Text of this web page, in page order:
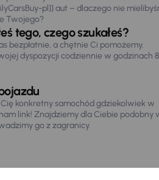
pl]] aut – dlaczego nie
Twojego?
tego, czego szukałeś?
bezpłatnie, a chętnie Ci pomożemy.
dyspozycji codziennie w godzinach
konkretny samochód gdziekolwiek w
link! Znajdziemy dla Ciebie podobny
go z zagranicy.